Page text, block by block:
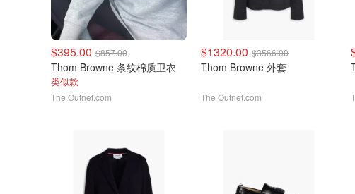
$395.00 $857.00
Thom Browne 条纹棉质卫衣
类似款
The Outnet.com
$1320.00 $3566.00
Thom Browne 外套
The Outnet.com